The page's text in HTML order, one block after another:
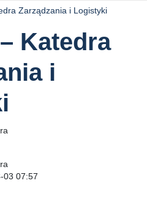
Zarządzania i Logistyki
Katedra
i
03 07:57